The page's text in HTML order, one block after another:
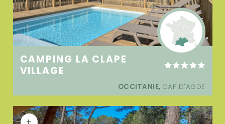
CAMPING LA CLAPE
VILLAGE
OCCITANIE, CAP D'AGDE